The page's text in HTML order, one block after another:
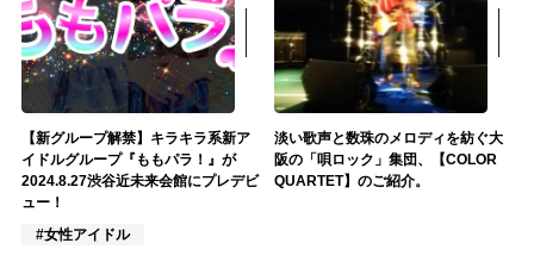
【新グループ解禁】キラキラ系新ア
イドルグループ『ももパラ！』が
2024.8.27渋谷近未来会館にプレデビ
ュー！
#女性アイドル
淡い歌声と数珠のメロディを紡ぐ大
阪の「唄ロック」集団、【COLOR
QUARTET】のご紹介。